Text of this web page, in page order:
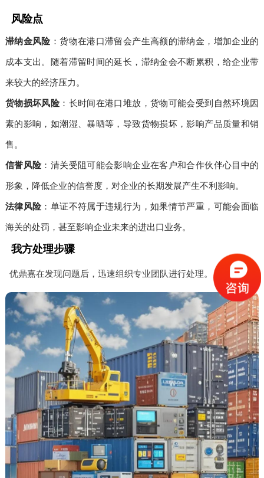
风险点
滞纳金风险：货物在港口滞留会产生高额的滞纳金，增加企业的
成本支出。随着滞留时间的延长，滞纳金会不断累积，给企业带
来较大的经济压力。
货物损坏风险：长时间在港口堆放，货物可能会受到自然环境因
素的影响，如潮湿、暴晒等，导致货物损坏，影响产品质量和销
售。
信誉风险：清关受阻可能会影响企业在客户和合作伙伴心目中的
形象，降低企业的信誉度，对企业的长期发展产生不利影响。
法律风险：单证不符属于违规行为，如果情节严重，可能会面临
海关的处罚，甚至影响企业未来的进出口业务。
我方处理步骤
优鼎嘉在发现问题后，迅速组织专业团队进行处理。